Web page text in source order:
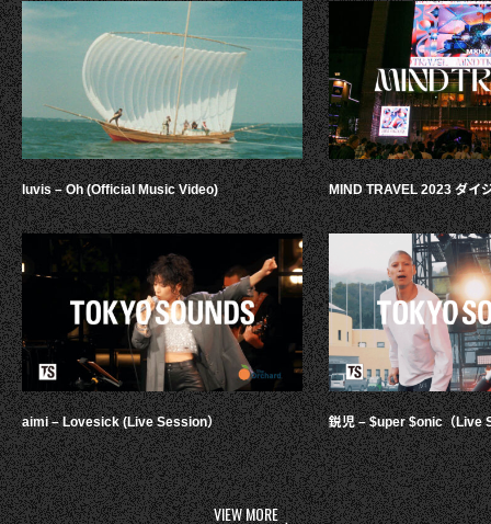
luvis – Oh (Official Music Video)
aimi – Lovesick (Live Session）
MIND TRAVEL 2023 ダイ
鋭児 – $uper $onic（Live
VIEW MORE